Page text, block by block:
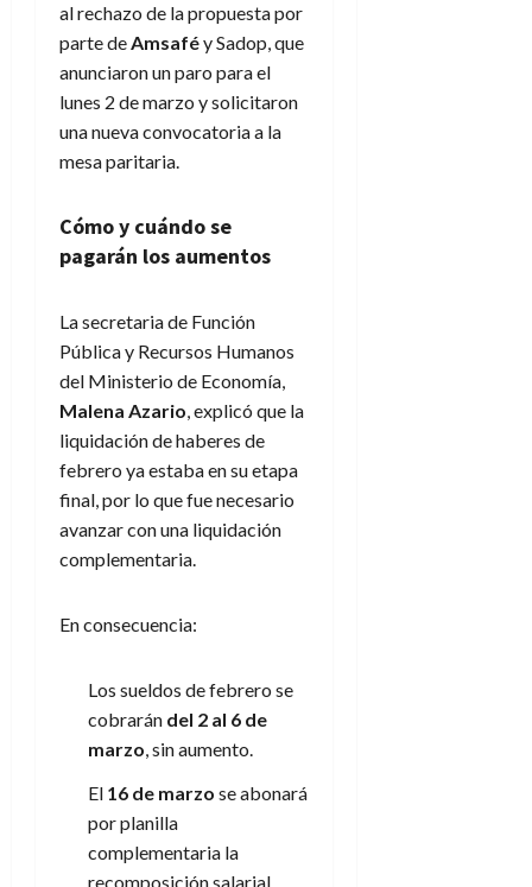
al rechazo de la propuesta por
parte deAmsaféy Sadop, que
anunciaron un paro para el
lunes 2 de marzo y solicitaron
una nueva convocatoria a la
mesa paritaria.
Cómo y cuándo se
pagarán los aumentos
La secretaria de Función
Pública y Recursos Humanos
del Ministerio de Economía,
Malena Azario, explicó que la
liquidación de haberes de
febrero ya estaba en su etapa
final, por lo que fue necesario
avanzar con una liquidación
complementaria.
En consecuencia:
Los sueldos de febrero se
cobrarán del 2 al 6 de
marzo, sin aumento.
El 16 de marzo se abonará
por planilla
complementaria la
recomposición salarial.